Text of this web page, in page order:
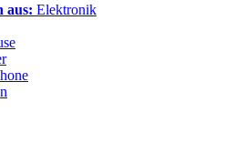
aus: Elektronik